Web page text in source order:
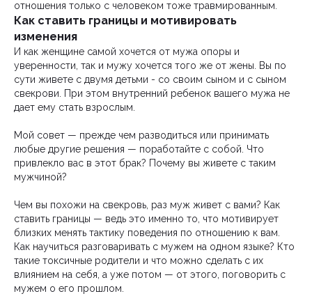
отношения только с человеком тоже травмированным.
Как ставить границы и мотивировать
изменения
И как женщине самой хочется от мужа опоры и
уверенности, так и мужу хочется того же от жены. Вы по
сути живете с двумя детьми - со своим сыном и с сыном
свекрови. При этом внутренний ребенок вашего мужа не
дает ему стать взрослым.
Мой совет — прежде чем разводиться или принимать
любые другие решения — поработайте с собой. Что
привлекло вас в этот брак? Почему вы живете с таким
мужчиной?
Чем вы похожи на свекровь, раз муж живет с вами? Как
ставить границы — ведь это именно то, что мотивирует
близких менять тактику поведения по отношению к вам.
Как научиться разговаривать с мужем на одном языке? Кто
такие токсичные родители и что можно сделать с их
влиянием на себя, а уже потом — от этого, поговорить с
мужем о его прошлом.